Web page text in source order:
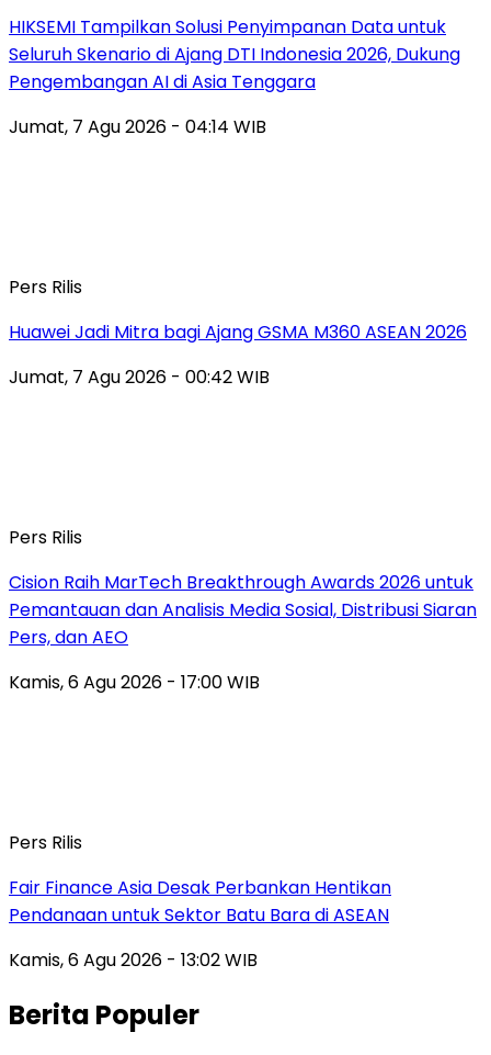
HIKSEMI Tampilkan Solusi Penyimpanan Data untuk
Seluruh Skenario di Ajang DTI Indonesia 2026, Dukung
Pengembangan AI di Asia Tenggara
Jumat, 7 Agu 2026 - 04:14 WIB
Pers Rilis
Huawei Jadi Mitra bagi Ajang GSMA M360 ASEAN 2026
Jumat, 7 Agu 2026 - 00:42 WIB
Pers Rilis
Cision Raih MarTech Breakthrough Awards 2026 untuk
Pemantauan dan Analisis Media Sosial, Distribusi Siaran
Pers, dan AEO
Kamis, 6 Agu 2026 - 17:00 WIB
Pers Rilis
Fair Finance Asia Desak Perbankan Hentikan
Pendanaan untuk Sektor Batu Bara di ASEAN
Kamis, 6 Agu 2026 - 13:02 WIB
Berita Populer